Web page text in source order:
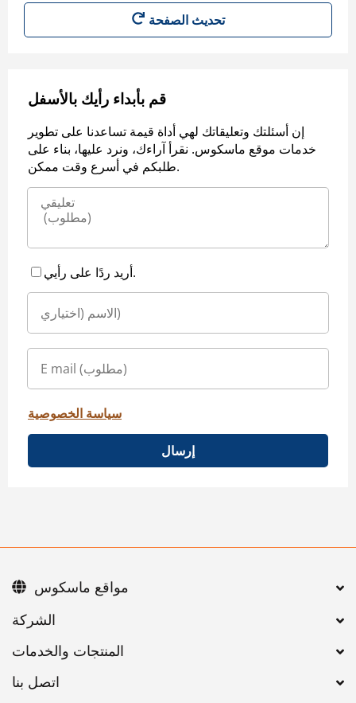
تحديث الصفحة
قم بأبداء رأيك بالأسفل
إن أسئلتك وتعليقاتك لهي أداة قيمة تساعدنا على تطوير
خدمات موقع ماسكوس. نقرأ آراءك، ونرد عليها، بناء على
طلبكم في أسرع وقت ممكن.
أريد ردًا على رأيي.
سياسة الخصوصية
إرسال
اتصل بنا
مواقع ماسكوس